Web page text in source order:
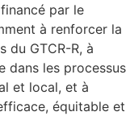
par le
à renforcer la
du GTCR-R, à
dans les processus
et local, et à
équitable et